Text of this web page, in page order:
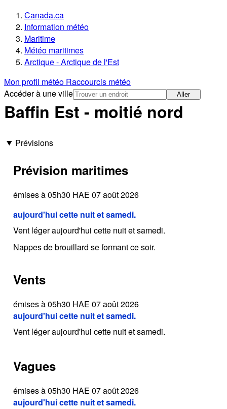
Canada.ca
Information météo
Maritime
Météo maritimes
Arctique - Arctique de l'Est
Mon profil météo Raccourcis météo
Accéder à une ville
Aller
Baffin Est - moitié nord
Prévisions
Prévision maritimes
émises à 05h30 HAE 07 août 2026
aujourd'hui cette nuit et samedi.
Vent léger aujourd'hui cette nuit et samedi.
Nappes de brouillard se formant ce soir.
Vents
émises à 05h30 HAE 07 août 2026
aujourd'hui cette nuit et samedi.
Vent léger aujourd'hui cette nuit et samedi.
Vagues
émises à 05h30 HAE 07 août 2026
aujourd'hui cette nuit et samedi.